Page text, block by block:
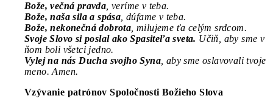
Bože, večná pravda, veríme v teba.
Bože, naša sila a spása, dúfame v teba.
Bože, nekonečná dobrota, milujeme ťa celým srdcom.
Svoje Slovo si poslal ako Spasiteľa sveta. Učiň, aby sme v
ňom boli všetci jedno.
Vylej na nás Ducha svojho Syna, aby sme oslavovali tvoje
meno. Amen.
Vzývanie patrónov Spoločnosti Božieho Slova